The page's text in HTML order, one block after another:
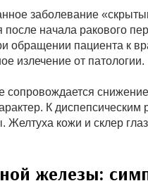
заболевание
после начала ракового
обращении пациента к
излечение от патологии.
сопровождается
К диспепсическим
кожи и склер
железы: